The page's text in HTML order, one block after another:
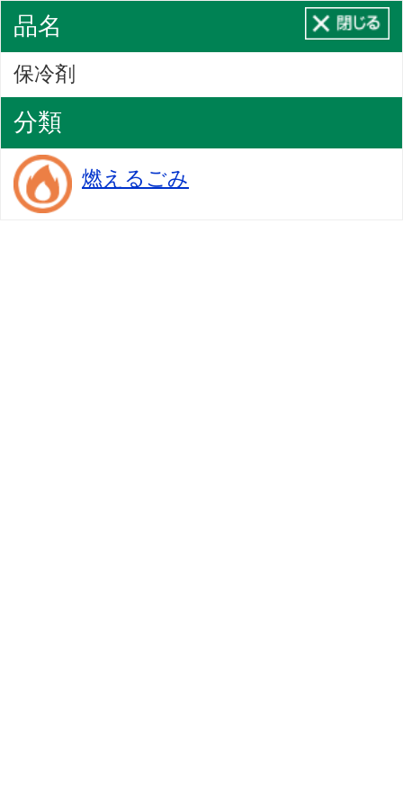
品名
保冷剤
分類
燃えるごみ